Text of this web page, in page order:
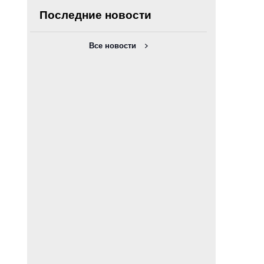
Последние новости
Все новости